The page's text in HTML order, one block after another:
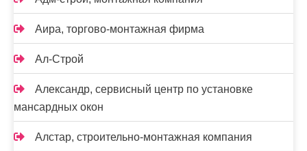
Аира, торгово-монтажная фирма
Ал-Строй
Александр, сервисный центр по установке
мансардных окон
Алстар, строительно-монтажная компания